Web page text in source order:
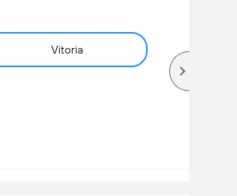
Vitoria